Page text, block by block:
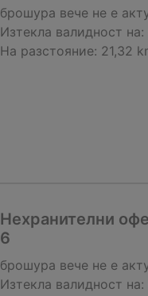
брошура вече не е
Изтекла валидност на:
На разстояние: 21,32
Нехранителни
6
брошура вече не е
Изтекла валидност на: